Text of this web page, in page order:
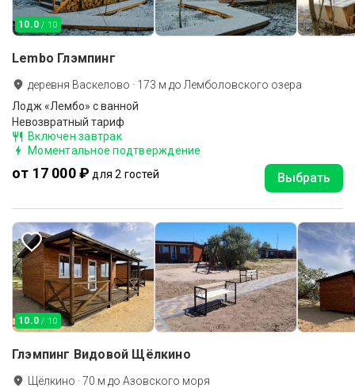
10.0 / 10
Lembo Глэмпинг
деревня Васкелово · 173 м до Лемболовского озера
Лодж «Лембо» с ванной
Невозвратный тариф
Включен завтрак
Моментальное подтверждение
от 17 000 ₽ для 2 гостей Выбрать
10.0 / 10
Глэмпинг Видовой Щёлкино
Щёлкино ·70 м до Азовского моря